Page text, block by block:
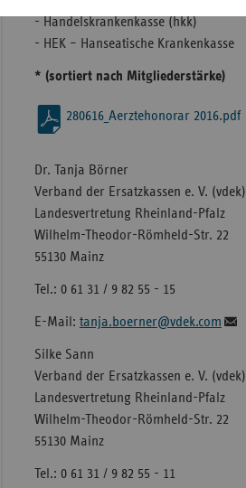
- Handelskrankenkasse (hkk)
- HEK – Hanseatische Krankenkasse
* (sortiert nach Mitgliederstärke)
280616_Aerztehonorar 2016.pdf
Dr. Tanja Börner
Verband der Ersatzkassen e. V. (vdek)
Landesvertretung Rheinland-Pfalz
Wilhelm-Theodor-Römheld-Str. 22
55130 Mainz
Tel.: 0 61 31 / 9 82 55 - 15
E-Mail: tanja.boerner@vdek.com
Silke Sann
Verband der Ersatzkassen e. V. (vdek)
Landesvertretung Rheinland-Pfalz
Wilhelm-Theodor-Römheld-Str. 22
55130 Mainz
Tel.: 0 61 31 / 9 82 55 - 11